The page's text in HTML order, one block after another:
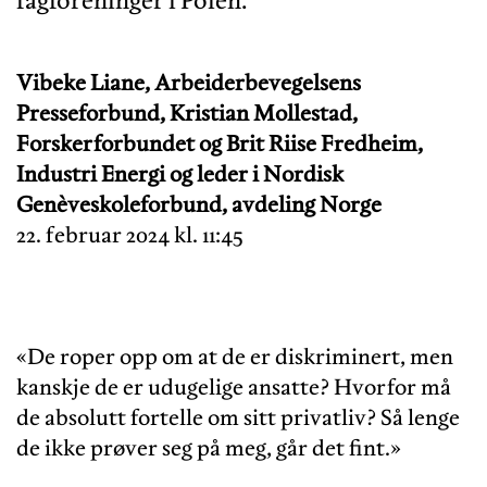
Vibeke Liane, Arbeiderbevegelsens
Presseforbund, Kristian Mollestad,
Forskerforbundet og Brit Riise Fredheim,
Industri Energi og leder i Nordisk
Genèveskoleforbund, avdeling Norge
22. februar 2024 kl. 11:45
«De roper opp om at de er diskriminert, men
kanskje de er udugelige ansatte? Hvorfor må
de absolutt fortelle om sitt privatliv? Så lenge
de ikke prøver seg på meg, går det fint.»